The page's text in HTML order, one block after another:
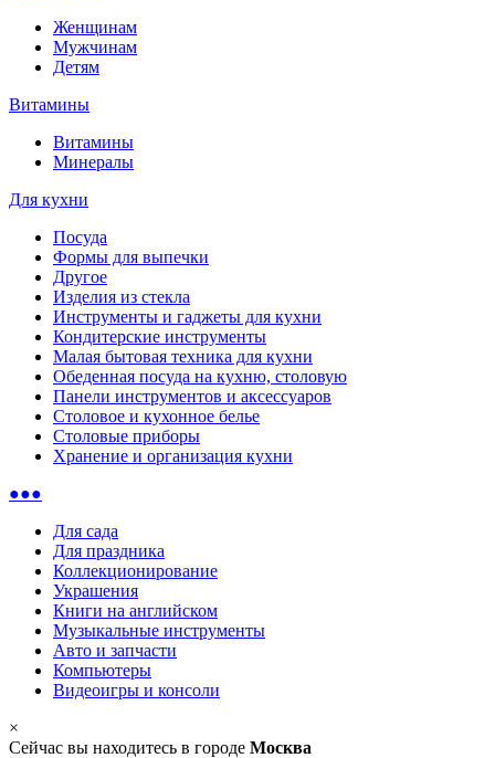
Женщинам
Мужчинам
Детям
Витамины
Витамины
Минералы
Для кухни
Посуда
Формы для выпечки
Другое
Изделия из стекла
Инструменты и гаджеты для кухни
Кондитерские инструменты
Малая бытовая техника для кухни
Обеденная посуда на кухню, столовую
Панели инструментов и аксессуаров
Столовое и кухонное белье
Столовые приборы
Хранение и организация кухни
●●●
Для сада
Для праздника
Коллекционирование
Украшения
Книги на английском
Музыкальные инструменты
Авто и запчасти
Компьютеры
Видеоигры и консоли
×
Сейчас вы находитесь в городе Москва